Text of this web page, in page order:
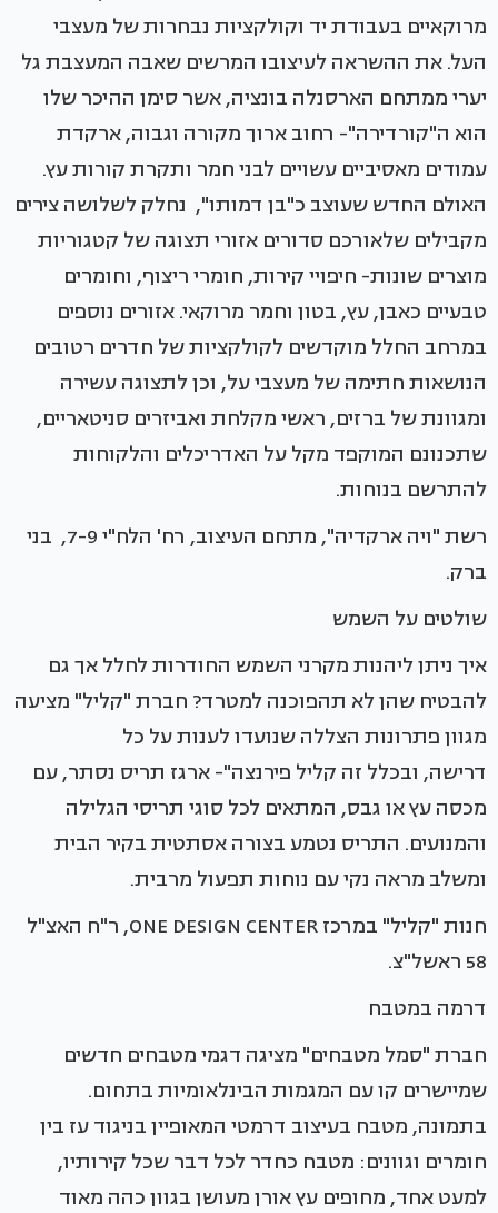
מרוקאיים בעבודת יד וקולקציות נבחרות של מעצבי
העל. את ההשראה לעיצובו המרשים שאבה המעצבת גל
יערי ממתחם הארסנלה בונציה, אשר סימן ההיכר שלו
הוא ה"קורדירה"- רחוב ארוך מקורה וגבוה, ארקדת
עמודים מאסיביים עשויים לבני חמר ותקרת קורות עץ.
האולם החדש שעוצב כ"בן דמותו", נחלק לשלושה צירים
מקבילים שלאורכם סדורים אזורי תצוגה של קטגוריות
מוצרים שונות- חיפויי קירות, חומרי ריצוף, וחומרים
טבעיים כאבן, עץ, בטון וחמר מרוקאי. אזורים נוספים
במרחב החלל מוקדשים לקולקציות של חדרים רטובים
הנושאות חתימה של מעצבי על, וכן לתצוגה עשירה
ומגוונת של ברזים, ראשי מקלחת ואביזרים סניטאריים,
שתכנונם המוקפד מקל על האדריכלים והלקוחות
להתרשם בנוחות.
רשת "ויה ארקדיה", מתחם העיצוב, רח' הלח"י 7-9, בני
ברק.
שולטים על השמש
איך ניתן ליהנות מקרני השמש החודרות לחלל אך גם
להבטיח שהן לא תהפוכנה למטרד? חברת "קליל" מציעה
מגוון פתרונות הצללה שנועדו לענות על כל
דרישה, ובכלל זה קליל פירנצה"- ארגז תריס נסתר, עם
מכסה עץ או גבס, המתאים לכל סוגי תריסי הגלילה
והמנועים. התריס נטמע בצורה אסתטית בקיר הבית
ומשלב מראה נקי עם נוחות תפעול מרבית.
חנות "קליל" במרכז ONE DESIGN CENTER, ר"ח האצ"ל
58 ראשל"צ.
דרמה במטבח
חברת "סמל מטבחים" מציגה דגמי מטבחים חדשים
שמיישרים קו עם המגמות הבינלאומיות בתחום.
בתמונה, מטבח בעיצוב דרמטי המאופיין בניגוד עז בין
חומרים וגוונים: מטבח כחדר לכל דבר שכל קירותיו,
למעט אחד, מחופים עץ אורן מעושן בגוון כהה מאוד